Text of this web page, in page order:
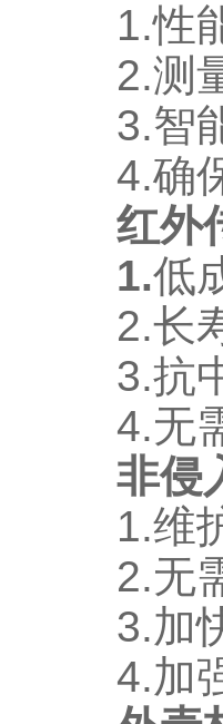
1.性
2.测
3.智
4.确
红外
1.低
2.长
3.抗
4.无
非侵
1.维
2.无
3.加
4.加